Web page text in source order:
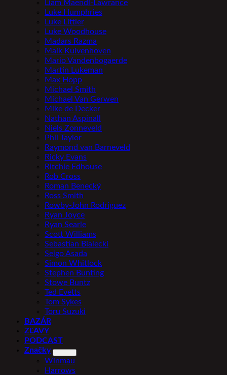
Liam Maendl-Lawrance
Luke Humphries
Luke Littler
Luke Woodhouse
Madars Razma
Maik Kuivenhoven
Mario Vandenbogaerde
Martin Lukeman
Max Hopp
Michael Smith
Michael Van Gerwen
Mike de Decker
Nathan Aspinall
Niels Zonneveld
Phil Taylor
Raymond van Barneveld
Ricky Evans
Ritchie Edhouse
Rob Cross
Roman Benecký
Ross Smith
Rowby-John Rodriguez
Ryan Joyce
Ryan Searle
Scott Williams
Sebastian Bialecki
Seigo Asada
Simon Whitlock
Stephen Bunting
Stowe Buntz
Ted Evetts
Tom Sykes
Toru Suzuki
BAZÁR
ZĽAVY
PODCAST
Značky
Winmau
Harrows